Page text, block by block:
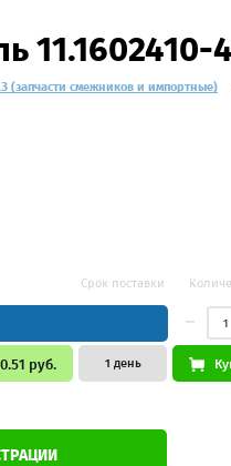
11.1602410-
(запчасти смежников и импортные)
Срок поставки
руб. 1 день